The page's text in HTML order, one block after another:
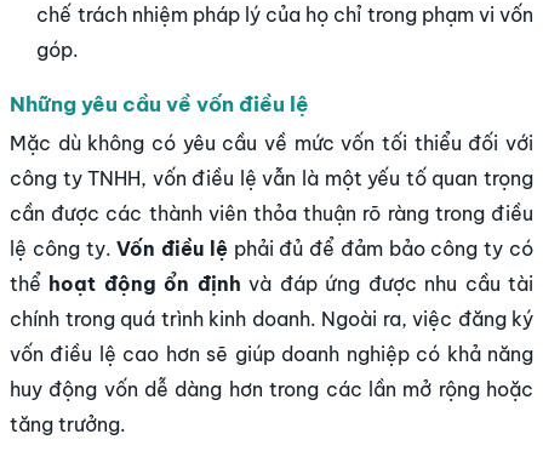
chế trách nhiệm pháp lý của họ chỉ trong phạm vi vốn
góp.
Những yêu cầu về vốn điều lệ
Mặc dù không có yêu cầu về mức vốn tối thiểu đối với
công ty TNHH, vốn điều lệ vẫn là một yếu tố quan trọng
cần được các thành viên thỏa thuận rõ ràng trong điều
lệ công ty.Vốn điều lệ phải đủ để đảm bảo công ty có
thể hoạt động ổn định và đáp ứng được nhu cầu tài
chính trong quá trình kinh doanh. Ngoài ra, việc đăng ký
vốn điều lệ cao hơn sẽ giúp doanh nghiệp có khả năng
huy động vốn dễ dàng hơn trong các lần mở rộng hoặc
tăng trưởng.